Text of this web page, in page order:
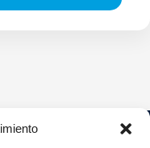
Soluciones
Quiénes